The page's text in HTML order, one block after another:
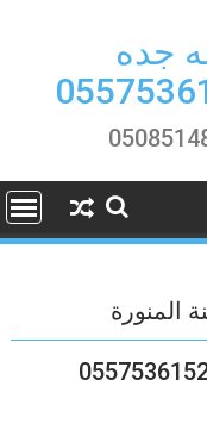
جده
المنورة